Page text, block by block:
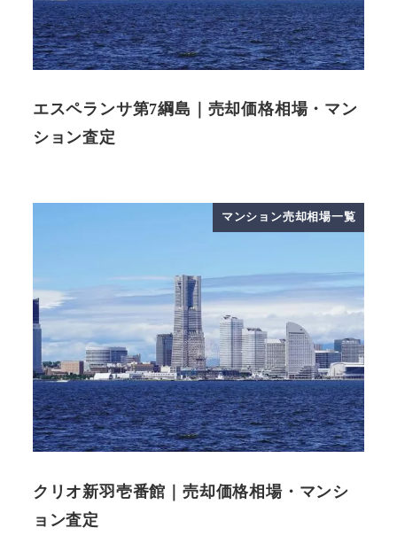
エスペランサ第7綱島｜売却価格相場・マン
ション査定
マンション売却相場一覧
クリオ新羽壱番館｜売却価格相場・マンシ
ョン査定